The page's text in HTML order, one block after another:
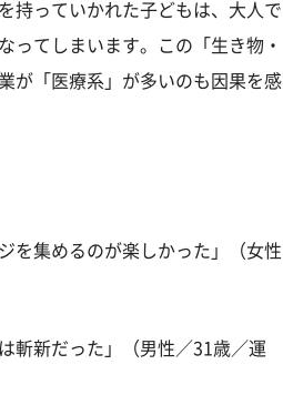
持っていかれた子どもは、大人で
ってしまいます。この「生き物・
が「医療系」が多いのも因果を感
を集めるのが楽しかった」（女性
斬新だった」（男性／31歳／運